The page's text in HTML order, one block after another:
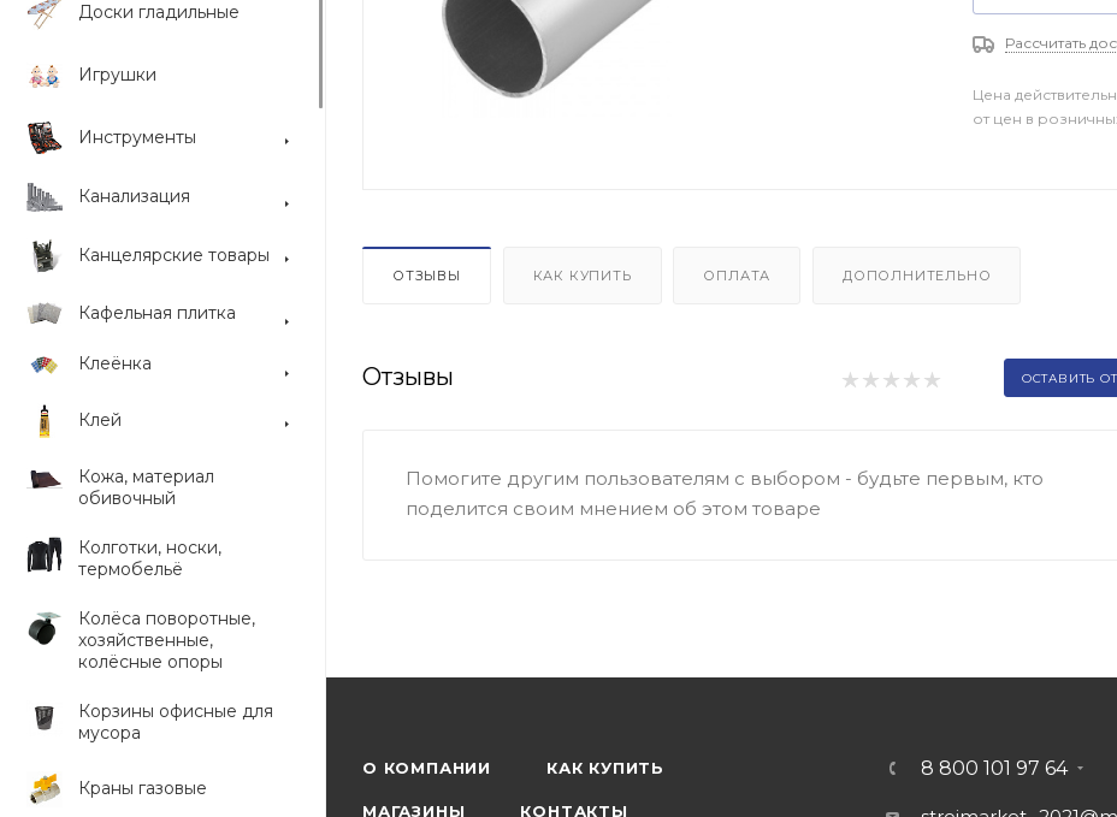
Доски гладильные
Игрушки
Инструменты
Канализация
Канцелярские товары
Кафельная плитка
Клеёнка
Клей
Кожа, материал
обивочный
Колготки, носки,
термобельё
Колёса поворотные,
хозяйственные,
колёсные опоры
Корзины офисные для
мусора
Краны газовые
Рассчитать
Цена
от цен в
ОТЗЫВЫ КАК КУПИТЬ ОПЛАТА ДОПОЛНИТЕЛЬНО
Отзывы ОСТАВИТЬ
Помогите другим пользователям с выбором - будьте первым, кто
поделится своим мнением об этом товаре
О КОМПАНИИ КАК КУПИТЬ
МАГАЗИНЫ КОНТАКТЫ
8 800 101 97 64